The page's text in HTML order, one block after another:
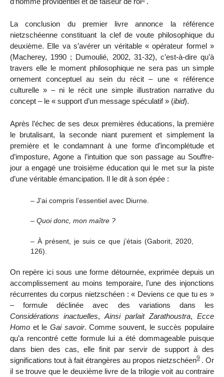
La conclusion du premier livre annonce la référence
nietzschéenne constituant la clef de voute philosophique du
deuxième. Elle va s’avérer un véritable « opérateur formel »
(Macherey, 1990 ; Dumoulié, 2002, 31-32), c’est-à-dire qu’à
travers elle le moment philosophique ne sera pas un simple
ornement conceptuel au sein du récit – une « référence
culturelle » – ni le récit une simple illustration narrative du
concept – le « support d’un message spéculatif » (ibid).
Après l’échec de ses deux premières éducations, la première
le brutalisant, la seconde niant purement et simplement la
première et le condamnant à une forme d’incomplétude et
d’imposture, Agone a l’intuition que son passage au Souffre-
jour a engagé une troisième éducation qui le met sur la piste
d’une véritable émancipation. Il le dit à son épée :
– J’ai compris l’essentiel avec Diurne.
– Quoi donc, mon maître ?
– À présent, je suis ce que j’étais (Gaborit, 2020,
126).
On repère ici sous une forme détournée, exprimée depuis un
accomplissement au moins temporaire, l’une des injonctions
récurrentes du corpus nietzschéen : « Deviens ce que tu es »
– formule déclinée avec des variations dans les
Considérations inactuelles, Ainsi parlait Zarathoustra, Ecce
Homo et le Gai savoir. Comme souvent, le succès populaire
qu’a rencontré cette formule lui a été dommageable puisque
dans bien des cas, elle finit par servir de support à des
significations tout à fait étrangères au propos nietzschéen9 . Or
il se trouve que le deuxième livre de la trilogie voit au contraire